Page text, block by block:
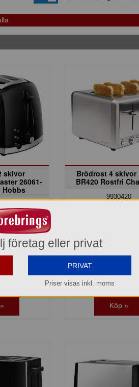
skivor
26061-
Hobbs
kr
=1 st
kr
=
förp.
Brödrost 4 skivor
BR420 Rostfri
9930420
1.502,80 kr
Hel förpackning =
Lagerinfo »
Köp »
företag eller privat
PRIVAT
Priser visas inkl. moms